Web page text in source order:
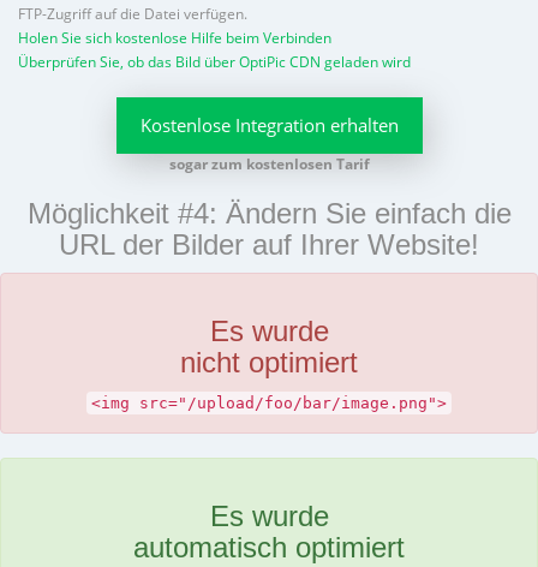
FTP-Zugriff auf die Datei verfügen.
Holen Sie sich kostenlose Hilfe beim Verbinden
Überprüfen Sie, ob das Bild über OptiPic CDN geladen wird
Kostenlose Integration erhalten
sogar zum kostenlosen Tarif
Möglichkeit #4: Ändern Sie einfach die
URL der Bilder auf Ihrer Website!
Es wurde
nicht optimiert
<img src="/upload/foo/bar/image.png">
Es wurde
automatisch optimiert